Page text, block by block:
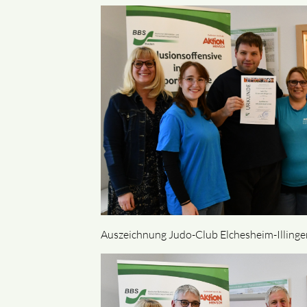
Auszeichnung Judo-Club Elchesheim-